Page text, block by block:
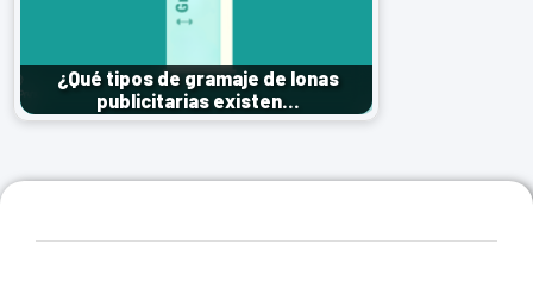
¿Qué tipos de gramaje de lonas
publicitarias existen…